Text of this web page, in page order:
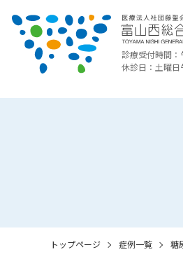
診療受付時間
休診日：土曜日
トップページ 症例一覧 糖